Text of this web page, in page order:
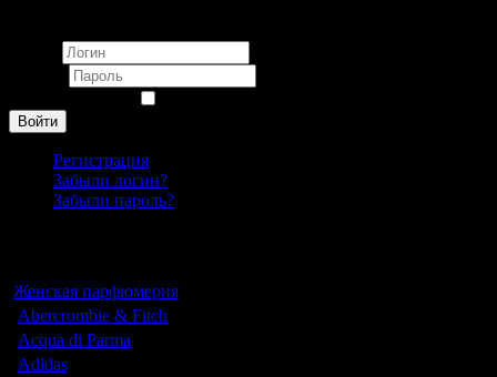
Войти
Регистрация
Забыли логин?
Забыли пароль?
Женская парфюмерия
Abercrombie & Fitch
Acqua di Parma
Adidas